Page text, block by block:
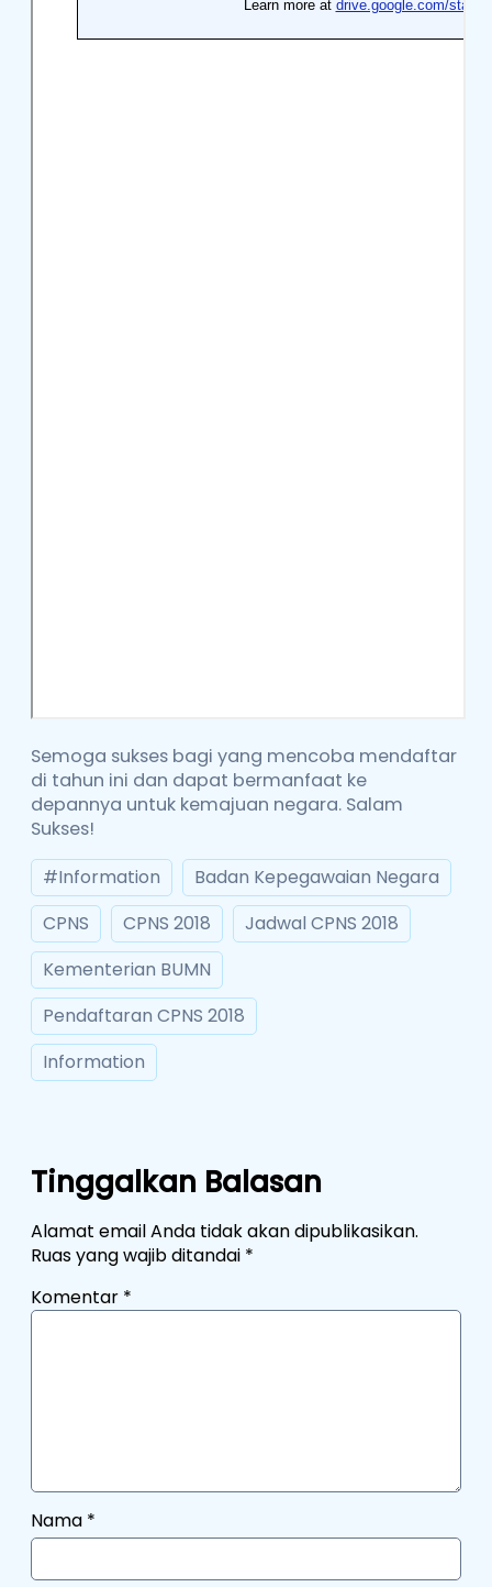
Semoga sukses bagi yang mencoba mendaftar
di tahun ini dan dapat bermanfaat ke
depannya untuk kemajuan negara. Salam
Sukses!
#Information
Badan Kepegawaian Negara
CPNS
CPNS 2018
Jadwal CPNS 2018
Kementerian BUMN
Pendaftaran CPNS 2018
Information
Tinggalkan Balasan
Alamat email Anda tidak akan dipublikasikan.
Ruas yang wajib ditandai *
Komentar *
Nama *